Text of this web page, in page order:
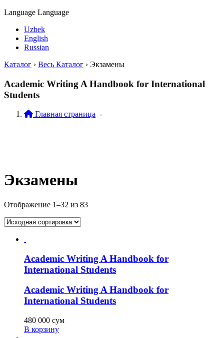
Language Language
Uzbek
English
Russian
Каталог › Весь Каталог › Экзамены
Academic Writing A Handbook for International
Students
Главная страница -
Экзамены
Отображение 1–32 из 83
Academic Writing A Handbook for
International Students
Academic Writing A Handbook for
International Students
480 000 сум
В корзину